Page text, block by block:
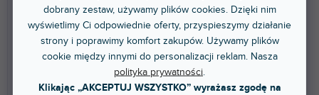
dobrany zestaw, używamy plików cookies. Dzięki nim
wyświetlimy Ci odpowiednie oferty, przyspieszymy działanie
strony i poprawimy komfort zakupów. Używamy plików
cookie między innymi do personalizacji reklam. Nasza
polityka prywatności
Klikając „AKCEPTUJ WSZYSTKO” wyrażasz zgodę na
Dostępny w sklepie
stacjonarnym
(7 szt)
Kabel audio REAN 3.5 mm Jack
stereo na 2 x RCA male. Długość
Dostępny w sklepie
stacjonarnym
(7 szt
Kabel audio 3.5 mm Jack stereo